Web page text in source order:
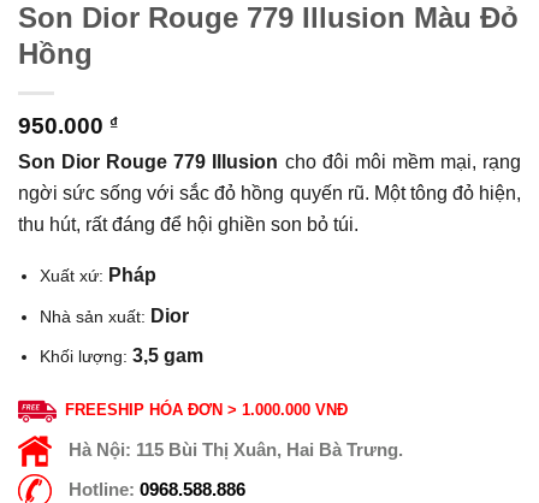
Son Dior Rouge 779 Illusion Màu Đỏ
Hồng
950.000 ₫
Son Dior Rouge 779 Illusion cho đôi môi mềm mại, rạng
ngời sức sống với sắc đỏ hồng quyến rũ. Một tông đỏ hiện,
thu hút, rất đáng để hội ghiền son bỏ túi.
Xuất xứ: Pháp
Nhà sản xuất: Dior
Khối lượng:3,5 gam
FREESHIP HÓA ĐƠN > 1.000.000 VNĐ
Hà Nội: 115 Bùi Thị Xuân, Hai Bà Trưng.
Hotline: 0968.588.886